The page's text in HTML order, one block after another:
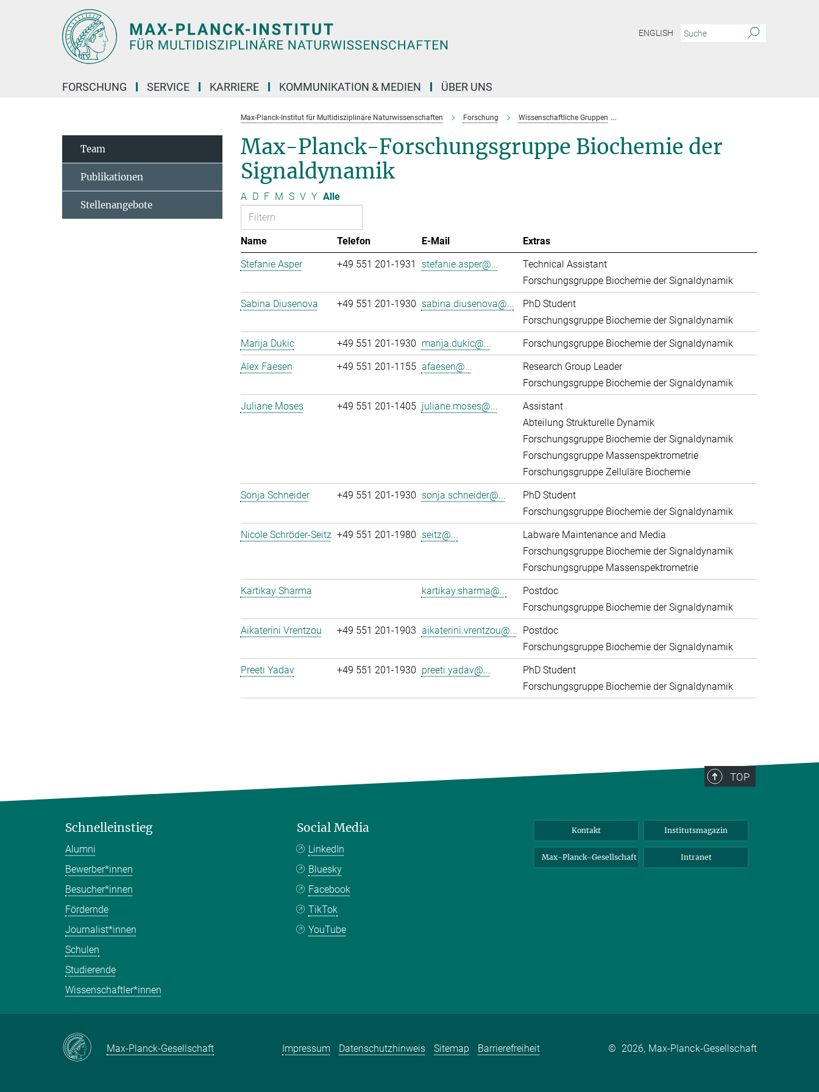
ENGLISH
FORSCHUNG SERVICE KARRIERE KOMMUNIKATION & MEDIEN ÜBER UNS
Max-Planck-Institut für Multidisziplinäre Naturwissenschaften Forschung Wissenschaftliche Gruppen
Max-Planck-Forschungsgruppe Biochemie der
Signaldynamik
A D F M S V Y Alle
Name Telefon E-Mail
Extras
Stefanie Asper
+49 551 201-1931 stefanie.asper@...
Technical Assistant
Forschungsgruppe Biochemie der Signaldynamik
Sabina Diusenova
+49 551 201-1930 sabina.diusenova@...
PhD Student
Forschungsgruppe Biochemie der Signaldynamik
Marija Dukic
+49 551 201-1930 marija.dukic@...
Forschungsgruppe Biochemie der Signaldynamik
Alex Faesen
+49 551 201-1155 afaesen@...
Research Group Leader
Forschungsgruppe Biochemie der Signaldynamik
Juliane Moses
+49 551 201-1405 juliane.moses@...
Assistant
Abteilung Strukturelle Dynamik
Forschungsgruppe Biochemie der Signaldynamik
Forschungsgruppe Massenspektrometrie
Forschungsgruppe Zelluläre Biochemie
Sonja Schneider
+49 551 201-1930 sonja.schneider@...
PhD Student
Forschungsgruppe Biochemie der Signaldynamik
Nicole Schröder-Seitz +49 551 201-1980 seitz@...
Labware Maintenance and Media
Forschungsgruppe Biochemie der Signaldynamik
Forschungsgruppe Massenspektrometrie
Kartikay Sharma
kartikay.sharma@...
Postdoc
Forschungsgruppe Biochemie der Signaldynamik
Aikaterini Vrentzou
+49 551 201-1903 aikaterini.vrentzou@... Postdoc
Forschungsgruppe Biochemie der Signaldynamik
Preeti Yadav
+49 551 201-1930 preeti.yadav@...
PhD Student
Forschungsgruppe Biochemie der Signaldynamik
Team
Publikationen
Stellenangebote
TOP
Schnelleinstieg
Alumni
Bewerber*innen
Besucher*innen
Fördernde
Journalist*innen
Schulen
Studierende
Wissenschaftler*innen
Social Media
LinkedIn
Bluesky
Facebook
TikTok
YouTube
Kontakt Institutsmagazin
Max-Planck-Gesellschaft Intranet
Max-Planck-Gesellschaft Impressum Datenschutzhinweis Sitemap Barrierefreiheit © 2026, Max-Planck-Gesellschaft